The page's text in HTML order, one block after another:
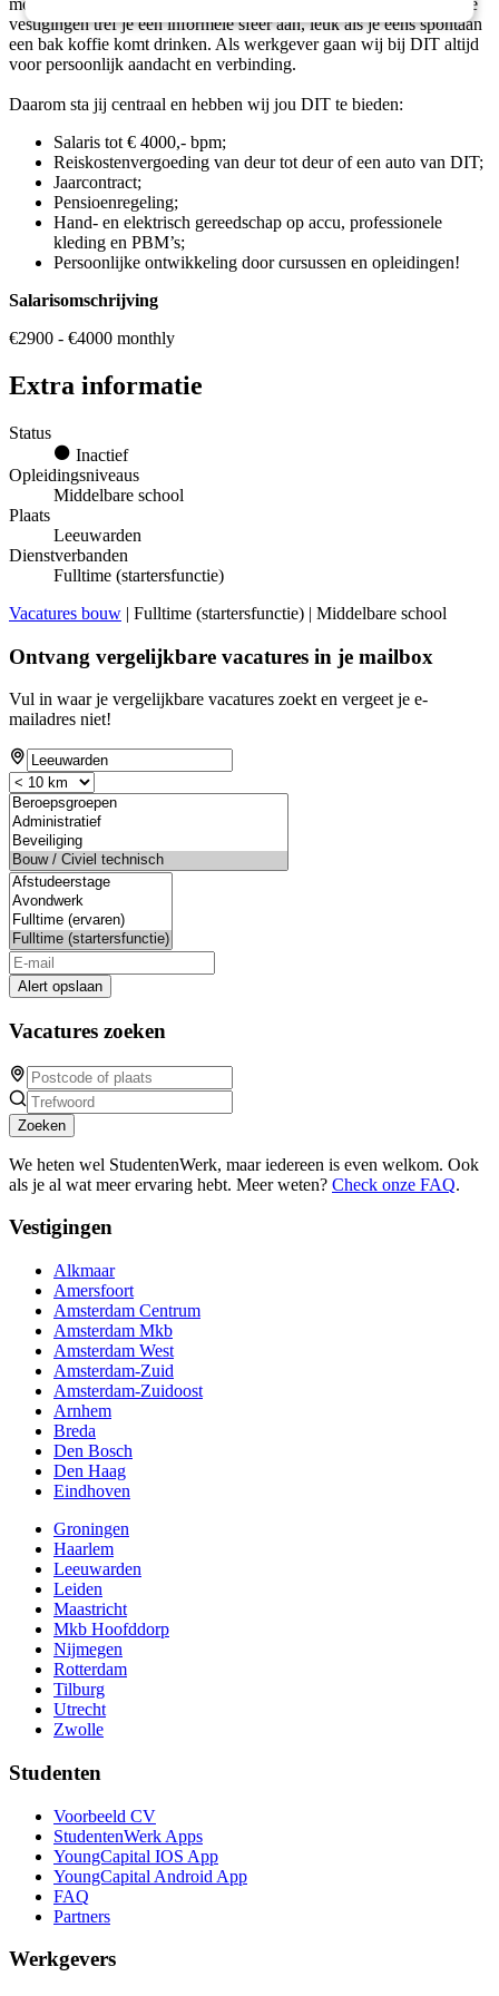
mogelijkheden voor het volgen van (vervolg)opleidingen. Op onze
vestigingen tref je een informele sfeer aan, leuk als je eens spontaan
een bak koffie komt drinken. Als werkgever gaan wij bij DIT altijd
voor persoonlijk aandacht en verbinding.
Daarom sta jij centraal en hebben wij jou DIT te bieden:
Salaris tot € 4000,- bpm;
Reiskostenvergoeding van deur tot deur of een auto van DIT;
Jaarcontract;
Pensioenregeling;
Hand- en elektrisch gereedschap op accu, professionele
kleding en PBM’s;
Persoonlijke ontwikkeling door cursussen en opleidingen!
Salarisomschrijving
€2900 - €4000 monthly
Extra informatie
Status
Inactief
Opleidingsniveaus
Middelbare school
Plaats
Leeuwarden
Dienstverbanden
Fulltime (startersfunctie)
Vacatures bouw | Fulltime (startersfunctie) | Middelbare school
Ontvang vergelijkbare vacatures in je mailbox
Vul in waar je vergelijkbare vacatures zoekt en vergeet je e-
mailadres niet!
Alert opslaan
Vacatures zoeken
Zoeken
We heten wel StudentenWerk, maar iedereen is even welkom. Ook
als je al wat meer ervaring hebt. Meer weten? Check onze FAQ.
Vestigingen
Alkmaar
Amersfoort
Amsterdam Centrum
Amsterdam Mkb
Amsterdam West
Amsterdam-Zuid
Amsterdam-Zuidoost
Arnhem
Breda
Den Bosch
Den Haag
Eindhoven
Groningen
Haarlem
Leeuwarden
Leiden
Maastricht
Mkb Hoofddorp
Nijmegen
Rotterdam
Tilburg
Utrecht
Zwolle
Studenten
Voorbeeld CV
StudentenWerk Apps
YoungCapital IOS App
YoungCapital Android App
FAQ
Partners
Werkgevers